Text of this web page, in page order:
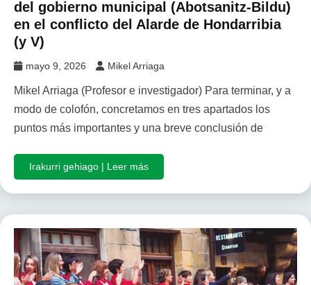
del gobierno municipal (Abotsanitz-Bildu)
en el conflicto del Alarde de Hondarribia
(y V)
mayo 9, 2026 Mikel Arriaga
Mikel Arriaga (Profesor e investigador) Para terminar, y a
modo de colofón, concretamos en tres apartados los
puntos más importantes y una breve conclusión de
Irakurri gehiago | Leer más